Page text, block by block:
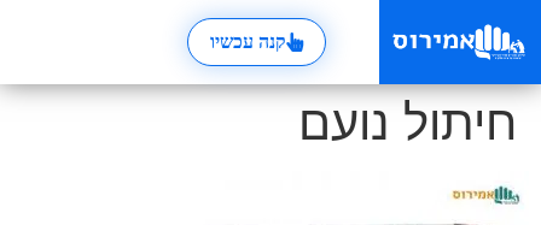
קנה עכשיו
חיתול נועם